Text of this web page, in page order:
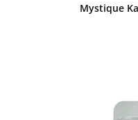
Mystique